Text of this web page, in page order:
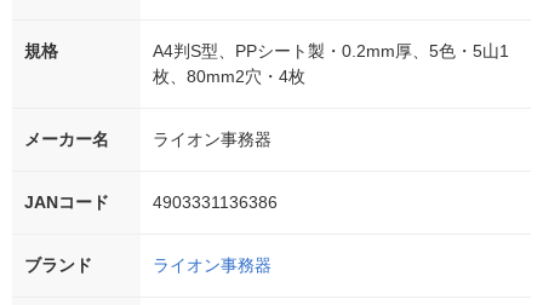
規格
A4判S型、PPシート製・0.2mm厚、5色・5山1
枚、80mm2穴・4枚
メーカー名 ライオン事務器
JANコード 4903331136386
ブランド ライオン事務器